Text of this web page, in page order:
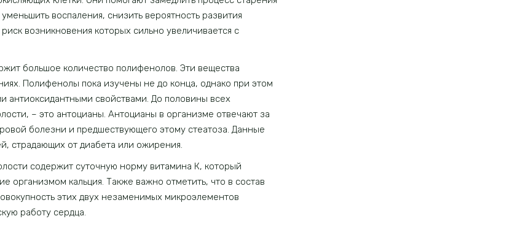
воспаления, снизить вероятность развития
возникновения которых сильно увеличивается с
большое количество полифенолов. Эти вещества
Полифенолы пока изучены не до конца, однако при этом
антиоксидантными свойствами. До половины всех
– это антоцианы. Антоцианы в организме отвечают за
болезни и предшествующего этому стеатоза. Данные
страдающих от диабета или ожирения.
содержит суточную норму витамина К, который
организмом кальция. Также важно отметить, что в состав
этих двух незаменимых микроэлементов
работу сердца.